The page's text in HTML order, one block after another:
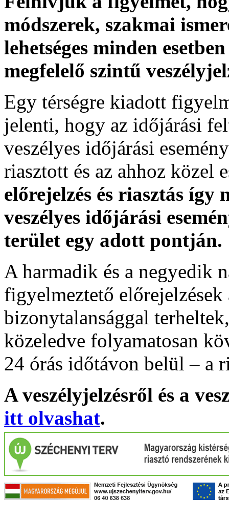
módszerek, szakmai
lehetséges minden
megfelelő szintű
Egy térségre kiadott
jelenti, hogy az időjárási
veszélyes időjárási
riasztott és az ahhoz közel
előrejelzés és riasztás
veszélyes időjárási
terület egy adott pontján.
A harmadik és a negyedik
figyelmeztető
bizonytalansággal
közeledve folyamatosan
24 órás időtávon belül – a
A veszélyjelzésről és a
itt olvashat.